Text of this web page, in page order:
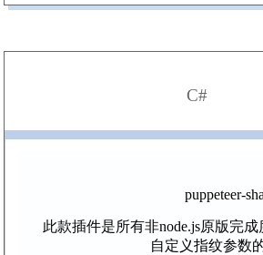
C#
puppeteer-
此款插件是所有非node.js原版完
自定义指纹参数